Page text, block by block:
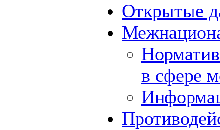
Открытые
в сфере